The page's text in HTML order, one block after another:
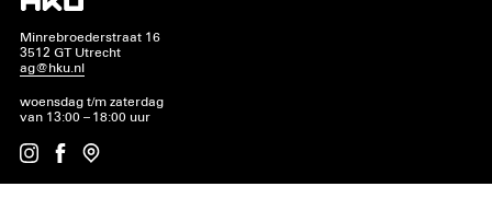
Minrebroederstraat 16
3512 GT Utrecht
ag@hku.nl
woensdag t/m zaterdag
van 13:00 – 18:00 uur